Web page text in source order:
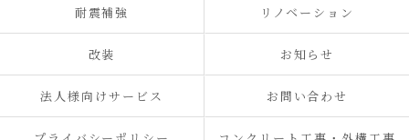
耐震補強 リノベーション
改装 お知らせ
法人様向けサービス お問い合わせ